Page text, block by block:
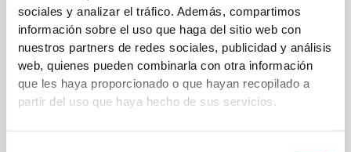
sociales y analizar el tráfico. Además, compartimos
información sobre el uso que haga del sitio web con
nuestros partners de redes sociales, publicidad y análisis
web, quienes pueden combinarla con otra información
que les haya proporcionado o que hayan recopilado a
partir del uso que haya hecho de sus servicios.
CONTACT US